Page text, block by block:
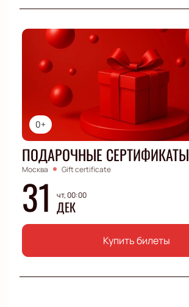
0+
ПОДАРОЧНЫЕ СЕРТИФИКАТЫ
Москва Gift certificate
31 чт, 00:00
ДЕК
Купить билеты